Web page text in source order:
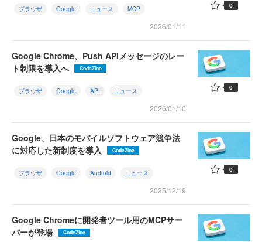
ブラウザ Google ニュース MCP
2026/01/11
0
Google Chrome、Push APIメッセージのレー
ト制限を導入へ
CodeZine
ブラウザ Google API ニュース
2026/01/10
0
Google、日本のモバイルソフトウェア競争法
に対応した新制度を導入
CodeZine
ブラウザ Google Android ニュース
2025/12/19
0
Google Chromeに開発者ツール用のMCPサー
バーが登場
CodeZine